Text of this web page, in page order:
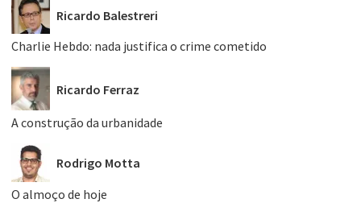
Ricardo Balestreri
Charlie Hebdo: nada justifica o crime cometido
Ricardo Ferraz
A construção da urbanidade
Rodrigo Motta
O almoço de hoje